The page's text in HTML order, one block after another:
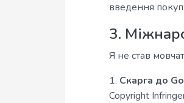
введення
3.
Я не став
1. Скарга до
Copyright